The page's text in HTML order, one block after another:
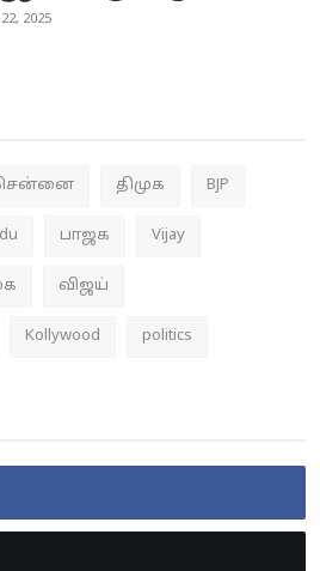
2025
திமுக BJP
பாஜக Vijay
விஜய்
Kollywood politics